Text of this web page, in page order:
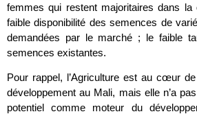
femmes qui restent majoritaires dans
faible disponibilité des semences de
demandées par le marché ; le faible
semences existantes.
Pour rappel, l’Agriculture est au cœur
développement au Mali, mais elle n’a
potentiel comme moteur du